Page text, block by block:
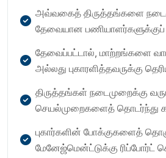
அவ்வகைத் திருத்தங்களை
தேவையான பணியாளர்களுக்குப்
தேவைப்பட்டால், மாற்றங்களை
அல்லது புகாரளித்தவருக்கு
திருத்தங்கள் நடைமுறைக்கு
செயல்முறைகளைத் தொடர்ந்து
புகார்களின் போக்குகளைத்
மேனேஜ்மென்ட்டுக்கு ரிப்போர்ட்